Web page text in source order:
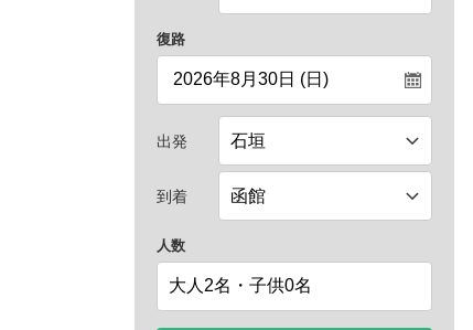
復路
出発
到着
人数